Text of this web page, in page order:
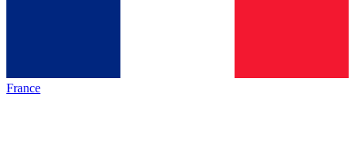
France